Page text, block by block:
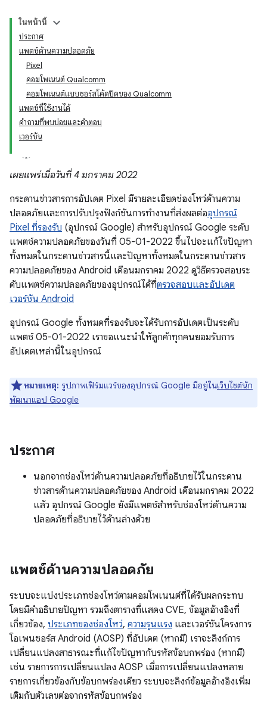
ในหน้านี้
ประกาศ
แพตช์ด้านความปลอดภัย
Pixel
คอมโพเนนต์ Qualcomm
คอมโพเนนต์แบบซอร์สโค้ดปิดของ Qualcomm
แพตช์ที่ใช้งานได้
คำถามที่พบบ่อยและคำตอบ
เวอร์ชัน
เผยแพร่เมื่อวันที่ 4 มกราคม 2022
กระดานข่าวสารการอัปเดต Pixel มีรายละเอียดช่องโหว่ด้านความ
ปลอดภัยและการปรับปรุงฟังก์ชันการทำงานที่ส่งผลต่ออุปกรณ์
Pixel ที่รองรับ (อุปกรณ์ Google) สำหรับอุปกรณ์ Google ระดับ
แพตช์ความปลอดภัยของวันที่ 05-01-2022 ขึ้นไปจะแก้ไขปัญหา
ทั้งหมดในกระดานข่าวสารนี้และปัญหาทั้งหมดในกระดานข่าวสาร
ความปลอดภัยของ Android เดือนมกราคม 2022 ดูวิธีตรวจสอบระ
ดับแพตช์ความปลอดภัยของอุปกรณ์ได้ที่ตรวจสอบและอัปเดต
เวอร์ชัน Android
อุปกรณ์ Google ทั้งหมดที่รองรับจะได้รับการอัปเดตเป็นระดับ
แพตช์ 05-01-2022 เราขอแนะนำให้ลูกค้าทุกคนยอมรับการ
อัปเดตเหล่านี้ในอุปกรณ์
หมายเหตุ: รูปภาพเฟิร์มแวร์ของอุปกรณ์ Google มีอยู่ในเว็บไซต์นัก
พัฒนาแอป Google
ประกาศ
นอกจากช่องโหว่ด้านความปลอดภัยที่อธิบายไว้ในกระดาน
ข่าวสารด้านความปลอดภัยของ Android เดือนมกราคม 2022
แล้ว อุปกรณ์ Google ยังมีแพตช์สำหรับช่องโหว่ด้านความ
ปลอดภัยที่อธิบายไว้ด้านล่างด้วย
แพตช์ด้านความปลอดภัย
ระบบจะแบ่งประเภทช่องโหว่ตามคอมโพเนนต์ที่ได้รับผลกระทบ
โดยมีคำอธิบายปัญหา รวมถึงตารางที่แสดง CVE, ข้อมูลอ้างอิงที่
เกี่ยวข้อง, ประเภทของช่องโหว่, ความรุนแรง และเวอร์ชันโครงการ
โอเพนซอร์ส Android (AOSP) ที่อัปเดต (หากมี) เราจะลิงก์การ
เปลี่ยนแปลงสาธารณะที่แก้ไขปัญหากับรหัสข้อบกพร่อง (หากมี)
เช่น รายการการเปลี่ยนแปลง AOSP เมื่อการเปลี่ยนแปลงหลาย
รายการเกี่ยวข้องกับข้อบกพร่องเดียว ระบบจะลิงก์ข้อมูลอ้างอิงเพิ่ม
เติมกับตัวเลขต่อจากรหัสข้อบกพร่อง